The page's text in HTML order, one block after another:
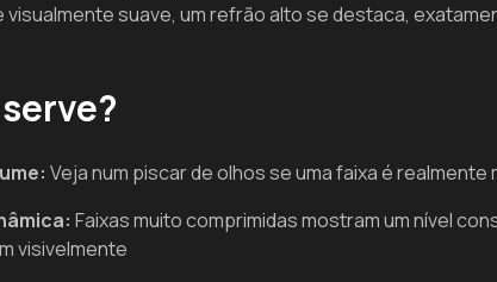
visualmente suave, um refrão alto se destaca,
Veja num piscar de olhos se uma faixa é
Faixas muito comprimidas mostram um nível
visivelmente